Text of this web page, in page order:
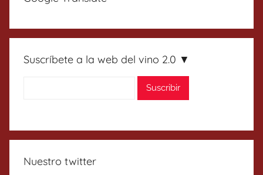
Suscríbete a la web del vino 2.0 ▼
Nuestro twitter